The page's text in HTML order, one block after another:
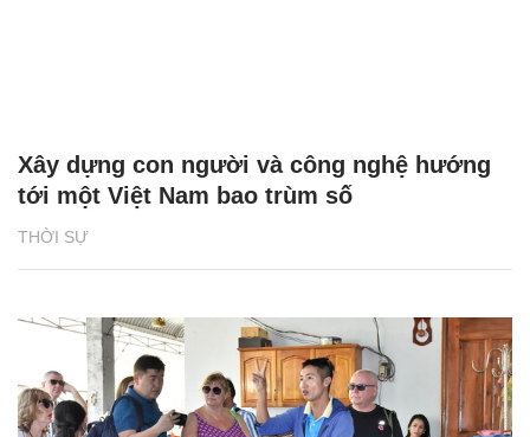
THỜI SỰ
Xây dựng con người và công nghệ hướng
tới một Việt Nam bao trùm số